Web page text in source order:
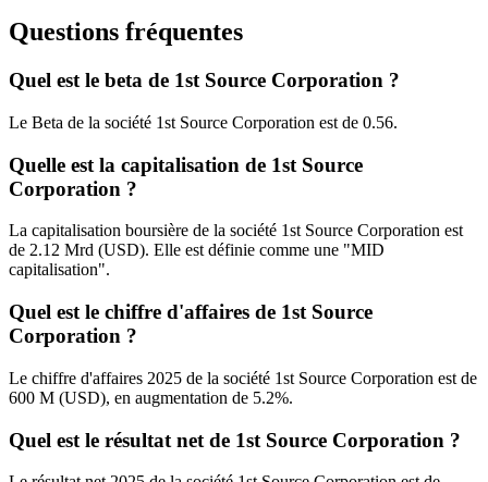
Questions fréquentes
Quel est le beta de 1st Source Corporation ?
Le Beta de la société 1st Source Corporation est de 0.56.
Quelle est la capitalisation de 1st Source
Corporation ?
La capitalisation boursière de la société 1st Source Corporation est
de 2.12 Mrd (USD). Elle est définie comme une "MID
capitalisation".
Quel est le chiffre d'affaires de 1st Source
Corporation ?
Le chiffre d'affaires 2025 de la société 1st Source Corporation est de
600 M (USD), en augmentation de 5.2%.
Quel est le résultat net de 1st Source Corporation ?